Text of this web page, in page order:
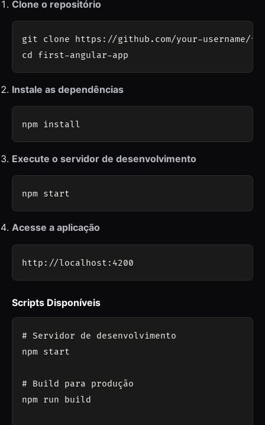
Clone o repositório
git clone https://github.com/your-username/
Instale as dependências
Execute o servidor de desenvolvimento
Acesse a aplicação
Scripts Disponíveis
# Servidor de desenvolvimento
npm start
# Build para produção
npm run build